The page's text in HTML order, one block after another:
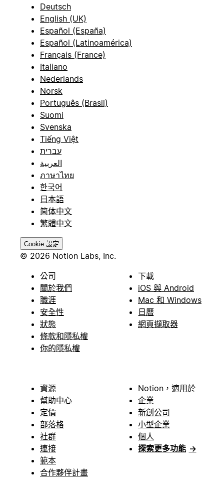
Deutsch
English (UK)
Español (España)
Español (Latinoamérica)
Français (France)
Italiano
Nederlands
Norsk
Português (Brasil)
Suomi
Svenska
Tiếng Việt
עברית
العربية
ภาษาไทย
한국어
日本語
简体中文
繁體中文
Cookie 設定
© 2026 Notion Labs, Inc.
公司
關於我們
職涯
安全性
狀態
條款和隱私權
你的隱私權
下載
iOS 與 Android
Mac 和 Windows
日曆
網頁擷取器
資源
幫助中心
定價
部落格
社群
連接
範本
合作夥伴計畫
Notion，適用於
企業
新創公司
小型企業
個人
探索更多功能 →